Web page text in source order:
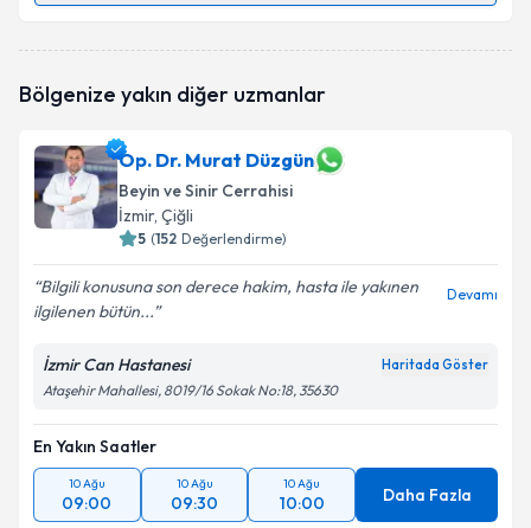
takvimi talebi oluşturun. Size bu uzmandan randevu
bilgilendireceğiz.
E-posta Adresiniz
Kişisel verilerimin işlenmesine ilişkinAydınlatma
Metni'ni okudum ve kişisel verilerimin belirtilen
kapsamda işlenmesini kabul ediyorum.
Takvim Talebini Gönder
Bölgenize yakın diğer uzmanlar
Op. Dr. Murat Düzgün
Beyin ve Sinir Cerrahisi
İzmir, Çiğli
5 (152 Değerlendirme)
Bilgili konusuna son derece hakim, hasta ile yakınen
ilgilenen bütün...
Devamı
İzmir Can Hastanesi Haritada Göster
Ataşehir Mahallesi, 8019/16 Sokak No:18, 35630
En Yakın Saatler
10 Ağu
09:00
10 Ağu
09:30
10 Ağu
10:00 Daha Fazla